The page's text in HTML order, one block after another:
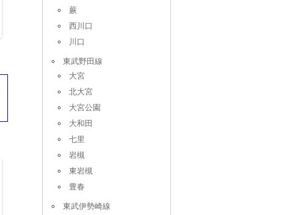
蕨
西川口
川口
東武野田線
大宮
北大宮
大宮公園
大和田
七里
岩槻
東岩槻
豊春
東武伊勢崎線